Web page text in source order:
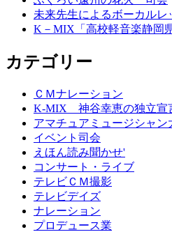
未来先生によるボーカルレ
K－MIX「高校軽音楽静岡
カテゴリー
ＣＭナレーション
K-MIX 神谷幸恵の独立宣
アマチュアミュージシャン
イベント司会
えほん読み聞かせ'
コンサート・ライブ
テレビＣＭ撮影
テレビデイズ
ナレーション
プロデュース業